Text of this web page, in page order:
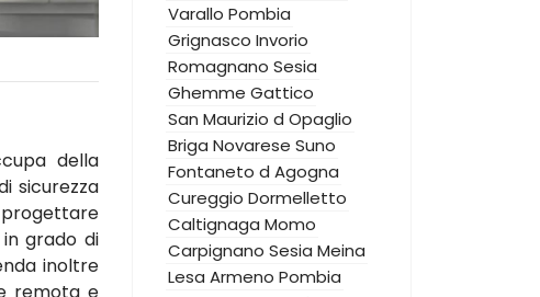
della
sicurezza
progettare
grado di
inoltre
Varallo Pombia
Grignasco Invorio
Romagnano Sesia
Ghemme Gattico
San Maurizio d Opaglio
Briga Novarese Suno
Fontaneto d Agogna
Cureggio Dormelletto
Caltignaga Momo
Carpignano Sesia Meina
Lesa Armeno Pombia